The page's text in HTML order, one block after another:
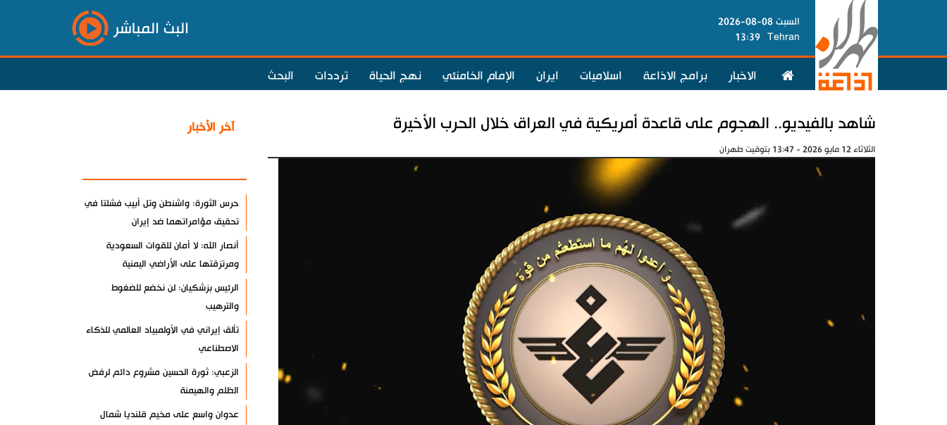
السبت 08-08-2026
Tehran
13:39 البث المباشر
الاخبار برامج الاذاعة اسلاميات ايران الإمام الخامنئي نهج الحياة ترددات البحث
شاهد بالفيديو.. الهجوم على قاعدة أمريكية في العراق خلال الحرب الأخيرة
الثلاثاء 12 مايو 2026 - 13:47 بتوقيت طهران
آخر الأخبار
حرس الثورة: واشنطن وتل أبيب فشلتا في
تحقيق مؤامراتهما ضد إيران
أنصار الله: لا أمان للقوات السعودية
ومرتزقتها على الأراضي اليمنية
الرئيس بزشكيان: لن نخضع للضغوط
والترهيب
تألق إيراني في الأولمبياد العالمي للذكاء
الاصطناعي
الزعبي: ثورة الحسين مشروع دائم لرفض
الظلم والهيمنة
عدوان واسع على مخيم قلنديا شمال